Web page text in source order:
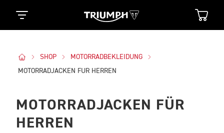
SHOP
MOTORRADBEKLEIDUNG
MOTORRADJACKEN FUR HERREN
MOTORRADJACKEN FÜR
HERREN